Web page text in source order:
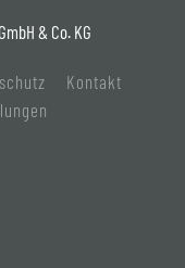
& Co. KG
Kontakt